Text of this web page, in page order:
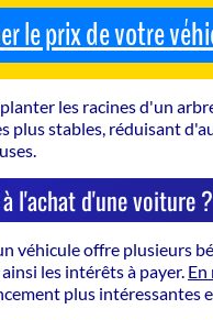
le prix de votre
les racines d'un
plus stables, réduisant
l'achat d'une voiture ?
véhicule offre plusieurs
les intérêts à payer. En
plus intéressantes